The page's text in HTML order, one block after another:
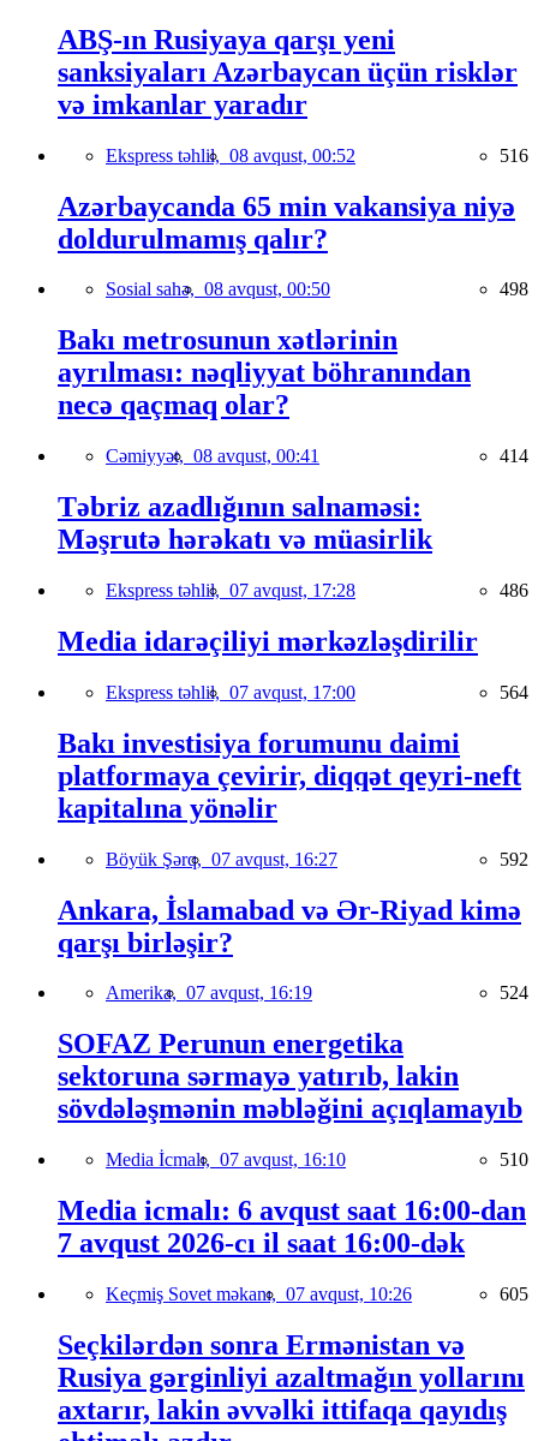
ABŞ-ın Rusiyaya qarşı yeni
sanksiyaları Azərbaycan üçün risklər
və imkanlar yaradır
Ekspress təhlil, 08 avqust, 00:52 516
Azərbaycanda 65 min vakansiya niyə
doldurulmamış qalır?
Sosial sahə, 08 avqust, 00:50 498
Bakı metrosunun xətlərinin
ayrılması: nəqliyyat böhranından
necə qaçmaq olar?
Cəmiyyət, 08 avqust, 00:41 414
Təbriz azadlığının salnaməsi:
Məşrutə hərəkatı və müasirlik
Ekspress təhlil, 07 avqust, 17:28 486
Media idarəçiliyi mərkəzləşdirilir
Ekspress təhlil, 07 avqust, 17:00 564
Bakı investisiya forumunu daimi
platformaya çevirir, diqqət qeyri-neft
kapitalına yönəlir
Böyük Şərq, 07 avqust, 16:27 592
Ankara, İslamabad və Ər-Riyad kimə
qarşı birləşir?
Amerika, 07 avqust, 16:19 524
SOFAZ Perunun energetika
sektoruna sərmayə yatırıb, lakin
sövdələşmənin məbləğini açıqlamayıb
Media İcmalı, 07 avqust, 16:10 510
Media icmalı: 6 avqust saat 16:00-dan
7 avqust 2026-cı il saat 16:00-dək
Keçmiş Sovet məkanı, 07 avqust, 10:26 605
Seçkilərdən sonra Ermənistan və
Rusiya gərginliyi azaltmağın yollarını
axtarır, lakin əvvəlki ittifaqa qayıdış